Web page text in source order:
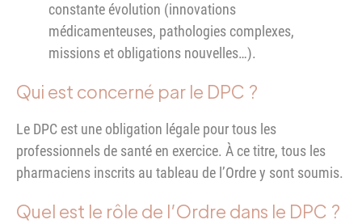
constante évolution (innovations
médicamenteuses, pathologies complexes,
missions et obligations nouvelles…).
Qui est concerné par le DPC ?
Le DPC est une obligation légale pour tous les
professionnels de santé en exercice. À ce titre, tous les
pharmaciens inscrits au tableau de l’Ordre y sont soumis.
Quel est le rôle de l’Ordre dans le DPC ?